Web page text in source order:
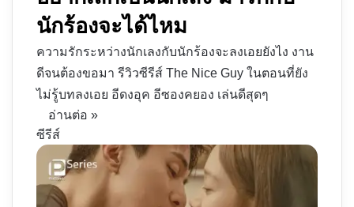
นักร้องจะได้ไหม
ความรักระหว่างนักเลงกับนักร้องจะลงเอยยังไง งาน
ดีจนต้องขอมา รีวิวซีรีส์ The Nice Guy ในตอนที่ยัง
ไม่รู้บทลงเอย อีดงอุค อีซองคยอง เล่นดีสุดๆ
อ่านต่อ »
ซีรีส์